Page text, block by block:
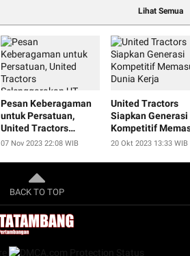
Lihat Semua
Pesan Keberagaman
untuk Persatuan,
United Tractors
Selenggarakan UT
2023
07 Nov 2023 22:08 WIB
United Tractors
Siapkan Generasi
Kompetitif
Dunia Kerja
20 Okt 2023 13:33 WIB
BACK TO TOP